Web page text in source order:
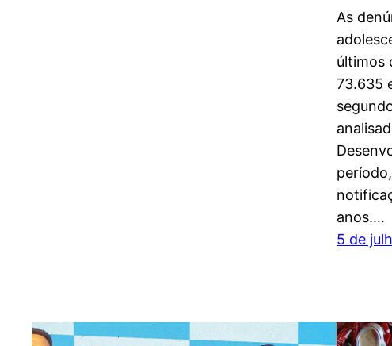
As
últimos
73.635
anos.…
5 de